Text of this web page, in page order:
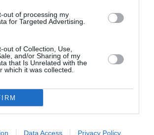
out of processing my
for Targeted Advertising.
out of Collection, Use,
and/or Sharing of my
that Is Unrelated with the
which it was collected.
Data Access Privacy Policy
a început melodia, a oprit
intrarea vocală.
barului